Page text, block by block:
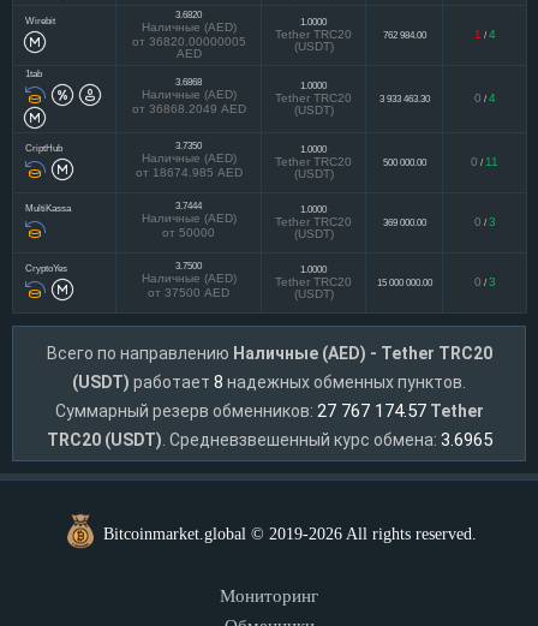
Wirebit 3.6820
Наличные (AED)
от 36820.00000005
AED
1.0000
Tether TRC20
(USDT)
762 984.00 1 / 4
1tab
3.6868
Наличные (AED)
от 36868.2049 AED
1.0000
Tether TRC20
(USDT)
3 933 463.30 0 / 4
CriptHub 3.7350
Наличные (AED)
от 18674.985 AED
1.0000
Tether TRC20
(USDT)
500 000.00 0 / 11
MultiKassa 3.7444
Наличные (AED)
от 50000
1.0000
Tether TRC20
(USDT)
369 000.00 0 / 3
CryptoYes 3.7500
Наличные (AED)
от 37500 AED
1.0000
Tether TRC20
(USDT)
15 000 000.00 0 / 3
Всего по направлению Наличные (AED) - Tether TRC20
(USDT) работает 8 надежных обменных пунктов.
Суммарный резерв обменников: 27 767 174.57 Tether
TRC20 (USDT) . Средневзвешенный курс обмена: 3.6965
Bitcoinmarket.global © 2019-2026 All rights reserved.
Мониторинг